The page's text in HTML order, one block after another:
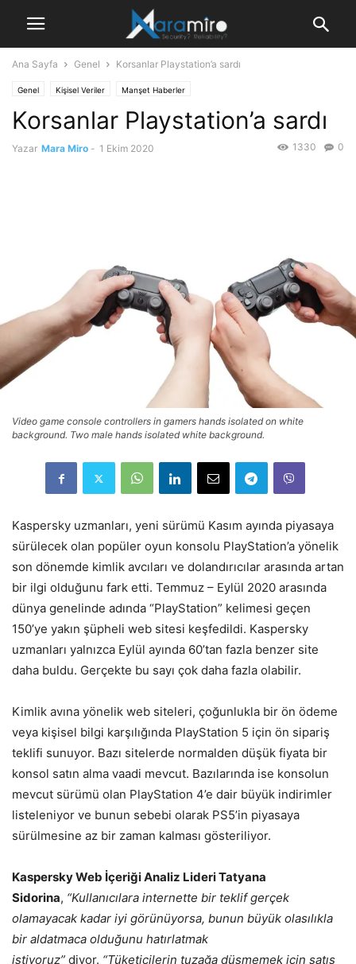
Ana Sayfa Genel Korsanlar Playstation’a sardı
Genel Kişisel Veriler Manşet Haberler
Korsanlar Playstation’a sardı
Yazar Mara Miro - 1 Ekim 2020 0
1330
Video game console controllers in gamers hands isolated on white
background. Two male hands isolated white background.
Kaspersky uzmanları, yeni sürümü Kasım ayında piyasaya
sürülecek olan popüler oyun konsolu PlayStation’a yönelik
son dönemde kimlik avcıları ve dolandırıcılar arasında artan
bir ilgi olduğunu fark etti. Temmuz – Eylül 2020 arasında
dünya genelinde adında “PlayStation” kelimesi geçen
150’ye yakın şüpheli web sitesi keşfedildi. Kaspersky
uzmanları yalnızca Eylül ayında 60’tan fazla benzer site
daha buldu. Gerçekte bu sayı çok daha fazla olabilir.
Kimlik avına yönelik web siteleri, çoğunlukla bir ön ödeme
veya kişisel bilgi karşılığında PlayStation 5 için ön sipariş
teklifi sunuyor. Bazı sitelerde normalden düşük fiyata bir
konsol satın alma vaadi mevcut. Bazılarında ise konsolun
mevcut sürümü olan PlayStation 4’e dair büyük indirimler
listeleniyor ve bunun sebebi olarak PS5’in piyasaya
sürülmesine az bir zaman kalması gösteriliyor.
Kaspersky Web İçeriği Analiz Lideri Tatyana
Sidorina, “Kullanıcılara internette bir teklif gerçek
olamayacak kadar iyi görünüyorsa, bunun büyük olasılıkla
bir aldatmaca olduğunu hatırlatmak
istiyoruz” diyor. “Tüketicilerin tuzağa düşmemek için satış